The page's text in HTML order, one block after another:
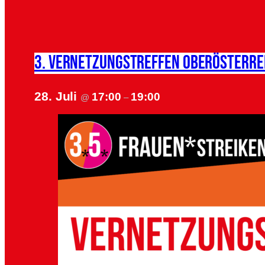
3. Vernetzungstreffen
28. Juli @ 17:00– 19:00